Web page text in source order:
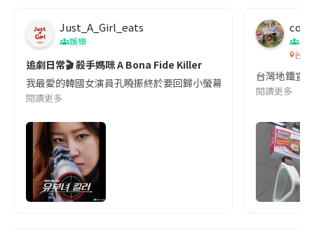
Just_A_Girl_eats
娛樂
追劇日常🎬 殺手媽咪 A Bona Fide Killer
我最愛的韓國女演員孔曉振終於要回歸小螢幕啦!這次的劇本改編
閱讀更多
co
吹
台灣
台灣地鐵宣
閱讀更多